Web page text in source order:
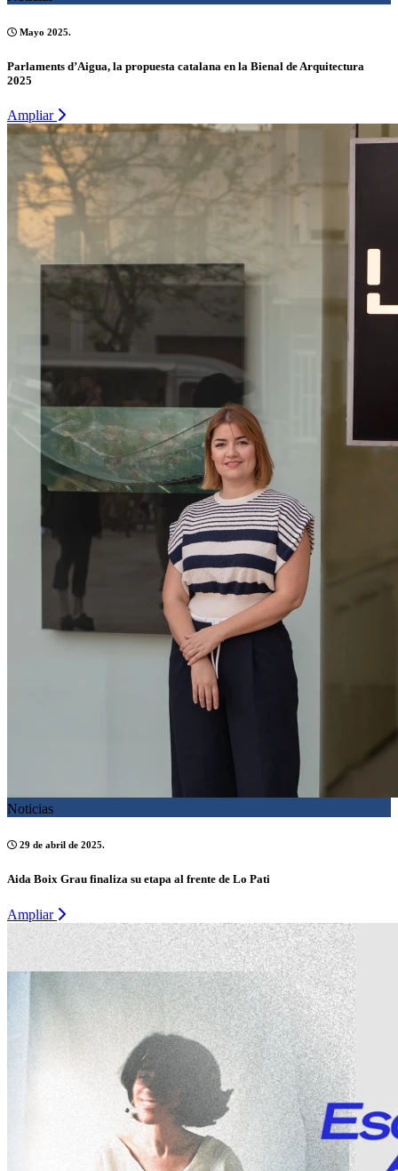
Mayo 2025.
Parlaments d’Aigua, la propuesta catalana en la Bienal de Arquitectura
2025
Ampliar
Noticias
29 de abril de 2025.
Aida Boix Grau finaliza su etapa al frente de Lo Pati
Ampliar